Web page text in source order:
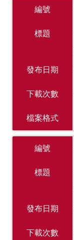
編號
標題
發布日期
下載次數
檔案格式
編號
標題
發布日期
下載次數